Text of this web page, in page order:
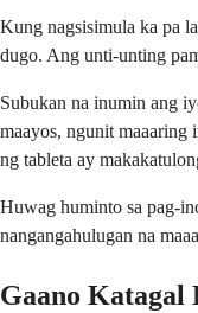
Kung nagsisimula ka pa
dugo. Ang unti-unting
Subukan na inumin ang
maayos, ngunit maaaring
ng tableta ay
Huwag huminto sa pag-
nangangahulugan na
Gaano Katagal